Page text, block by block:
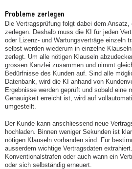
Probleme zerlegen
Die Vertragsprüfung folgt dabei dem
zerlegen. Deshalb muss die KI für jeden
oder Lizenz- und Wartungsverträge einzeln
selbst werden wiederum in einzelne
zerlegt. Um alle nötigen Klauseln
grossen Kanzlei zusammen und nimmt
Bedürfnisse des Kunden auf. Sind alle
Datenbank, wird die KI anhand von
Ergebnisse werden geprüft und sobald eine
Genauigkeit erreicht ist, wird auf
umgestellt.
Der Kunde kann anschliessend neue
hochladen. Binnen weniger Sekunden ist
nötigen Klauseln vorhanden sind. Für
ausserdem wichtige Vertragsdaten
Konventionalstrafen oder auch wann ein
oder sich selbständig erneuert.